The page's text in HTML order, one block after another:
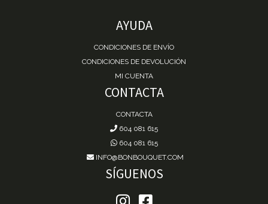
AYUDA
CONDICIONES DE ENVÍO
CONDICIONES DE DEVOLUCIÓN
MI CUENTA
CONTACTA
CONTACTA
604 081 615
604 081 615
INFO@BONBOUQUET.COM
SÍGUENOS